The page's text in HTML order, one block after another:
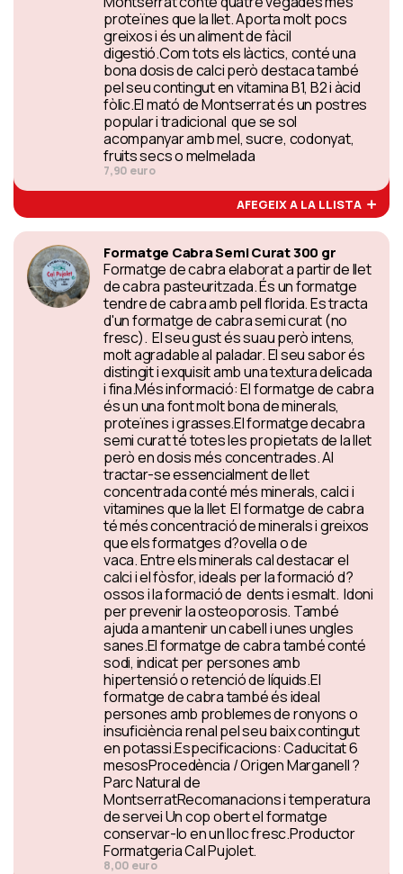
proteïnes que la llet. Aporta molt pocs
greixos i és un aliment de fàcil
digestió.Com tots els làctics, conté una
bona dosis de calci però destaca també
pel seu contingut en vitamina B1, B2 i àcid
fòlic.El mató de Montserrat és un postres
popular i tradicional que se sol
acompanyar amb mel, sucre, codonyat,
fruits secs o melmelada
7,90 euro
AFEGEIX A LA LLISTA
Formatge Cabra Semi Curat 300 gr
Formatge de cabra elaborat a partir de llet
de cabra pasteuritzada. És un formatge
tendre de cabra amb pell florida. Es tracta
d'un formatge de cabra semi curat (no
fresc). El seu gust és suau però intens,
molt agradable al paladar. El seu sabor és
distingit i exquisit amb una textura delicada
i fina.Més informació: El formatge de cabra
és un una font molt bona de minerals,
proteïnes i grasses.El formatge decabra
semi curat té totes les propietats de la llet
però en dosis més concentrades. Al
tractar-se essencialment de llet
concentrada conté més minerals, calci i
vitamines que la llet El formatge de cabra
té més concentració de minerals i greixos
que els formatges d?ovella o de
vaca. Entre els minerals cal destacar el
calci i el fòsfor, ideals per la formació d?
ossos i la formació de dents i esmalt. Idoni
per prevenir la osteoporosis. També
ajuda a mantenir un cabell i unes ungles
sanes.El formatge de cabra també conté
sodi, indicat per persones amb
hipertensió o retenció de líquids.El
formatge de cabra també és ideal
persones amb problemes de ronyons o
insuficiència renal pel seu baix contingut
en potassi.Especificacions: Caducitat 6
mesosProcedència / Origen Marganell ?
Parc Natural de
MontserratRecomanacions i temperatura
de servei Un cop obert el formatge
conservar-lo en un lloc fresc.Productor
Formatgeria Cal Pujolet.
8,00 euro